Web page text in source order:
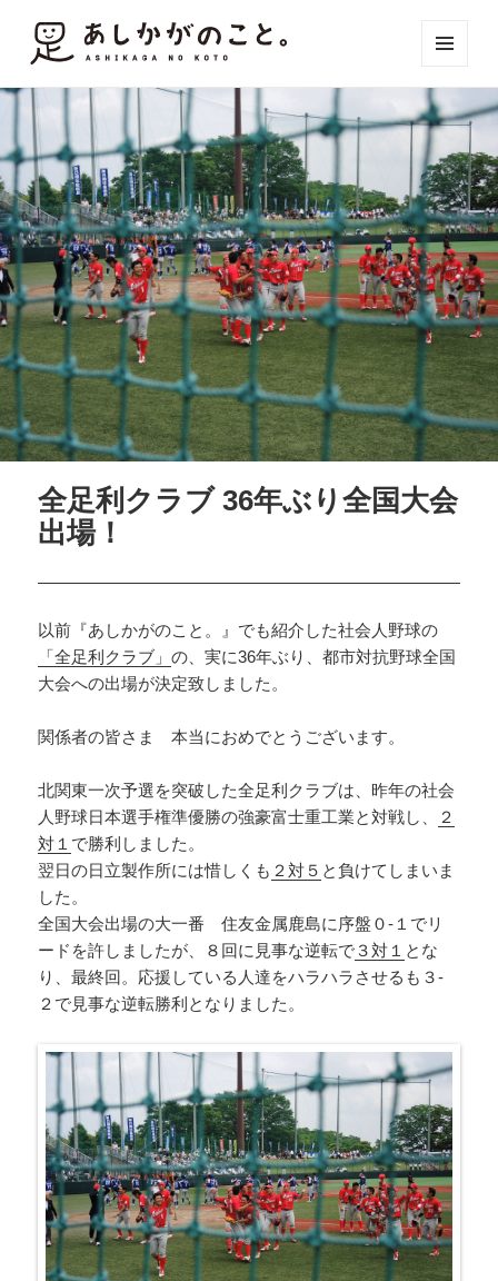
ィジェ
ット
全足利クラブ 36年ぶり全国大会
出場！
以前『あしかがのこと。』でも紹介した社会人野球の
「全足利クラブ」の、実に36年ぶり、都市対抗野球全国
大会への出場が決定致しました。
関係者の皆さま 本当におめでとうございます。
北関東一次予選を突破した全足利クラブは、昨年の社会
人野球日本選手権準優勝の強豪富士重工業と対戦し、
２
対１ で勝利しました。
翌日の日立製作所には惜しくも ２対５ と負けてしまいま
した。
全国大会出場の大一番 住友金属鹿島に序盤０-１でリ
ードを許しましたが、８回に見事な逆転で３対１ とな
り、最終回。応援している人達をハラハラさせるも３-
２で見事な逆転勝利となりました。